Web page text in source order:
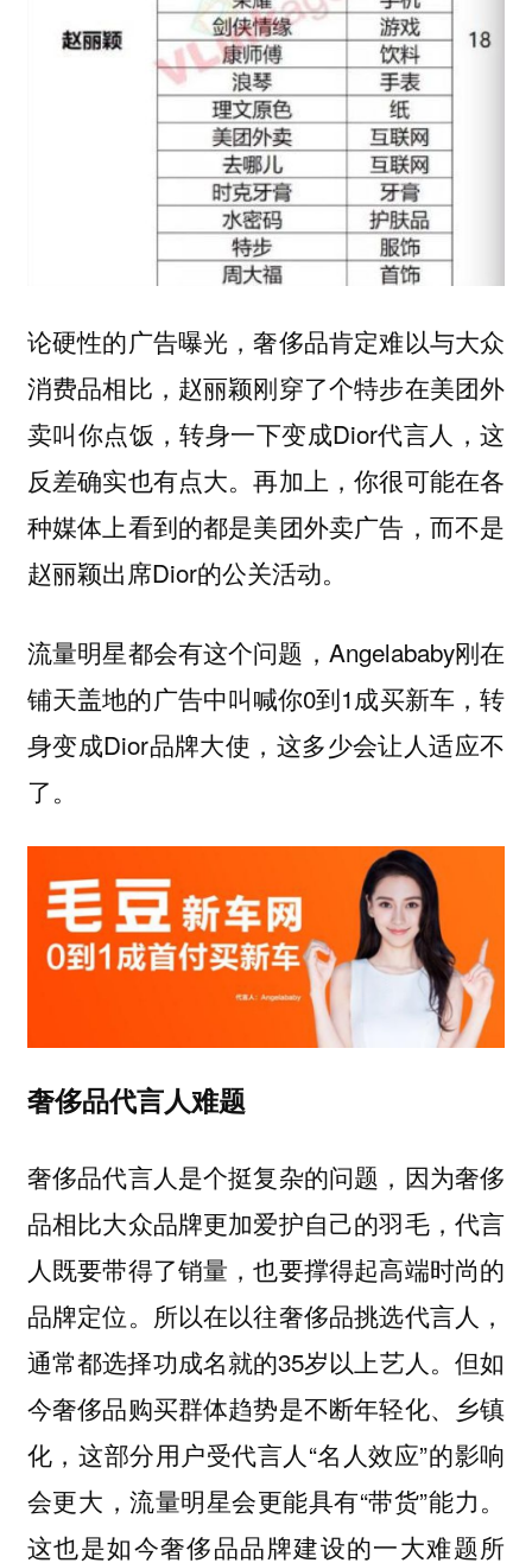
论硬性的广告曝光，奢侈品肯定难以与大众
消费品相比，赵丽颖刚穿了个特步在美团外
卖叫你点饭，转身一下变成Dior代言人，这
反差确实也有点大。再加上，你很可能在各
种媒体上看到的都是美团外卖广告，而不是
赵丽颖出席Dior的公关活动。
流量明星都会有这个问题，Angelababy刚在
铺天盖地的广告中叫喊你0到1成买新车，转
身变成Dior品牌大使，这多少会让人适应不
了。
奢侈品代言人难题
奢侈品代言人是个挺复杂的问题，因为奢侈
品相比大众品牌更加爱护自己的羽毛，代言
人既要带得了销量，也要撑得起高端时尚的
品牌定位。所以在以往奢侈品挑选代言人，
通常都选择功成名就的35岁以上艺人。但如
今奢侈品购买群体趋势是不断年轻化、乡镇
化，这部分用户受代言人“名人效应”的影响
会更大，流量明星会更能具有“带货”能力。
这也是如今奢侈品品牌建设的一大难题所